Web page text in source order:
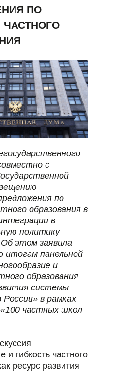
ПО
ЧАСТНОГО
с
по
образования в
в
политику
этом заявила
итогам панельной
и
образования
системы
России» в рамках
частных школ
и гибкость частного
ресурс развития